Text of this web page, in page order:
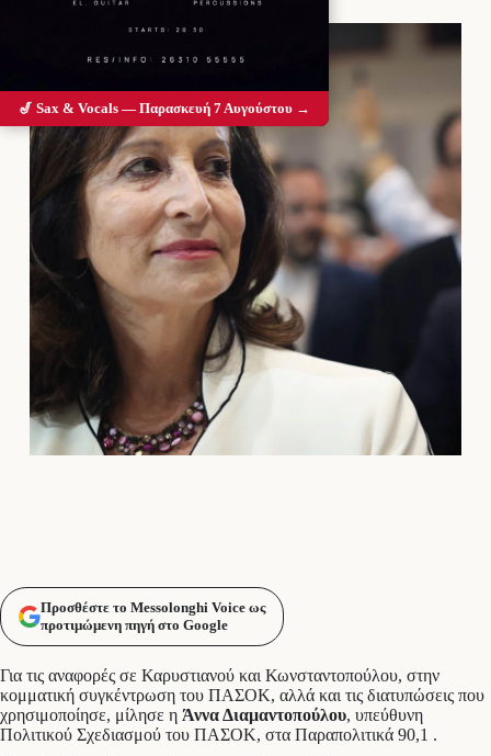
Προσθέστε το Messolonghi Voice ως
προτιμώμενη πηγή στο Google
Για τις αναφορές σε Καρυστιανού και Κωνσταντοπούλου, στην
κομματική συγκέντρωση του ΠΑΣΟΚ, αλλά και τις διατυπώσεις που
χρησιμοποίησε, μίλησε η Άννα Διαμαντοπούλου, υπεύθυνη
Πολιτικού Σχεδιασμού του ΠΑΣΟΚ, στα Παραπολιτικά 90,1 .
🎷 Sax & Vocals — Παρασκευή 7 Αυγούστου →